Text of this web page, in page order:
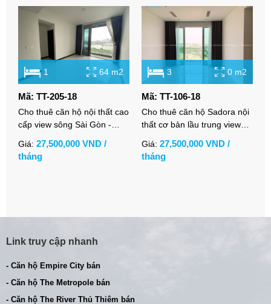
1 64 m2
Mã: TT-205-18
Cho thuê căn hộ nội thất cao
cấp view sông Sài Gòn -
Giá: 27,500,000 VND /
tháng
3 0 m2
Mã: TT-106-18
Cho thuê căn hộ Sadora nội
thất cơ bản lầu trung view
Giá: 27,500,000 VND /
tháng
Link truy cập nhanh
- Căn hộ Empire City bán
- Căn hộ The Metropole bán
- Căn hộ The River Thủ Thiêm bán